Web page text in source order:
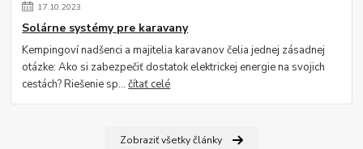
17.10.2023
Solárne systémy pre karavany
Kempingoví nadšenci a majitelia karavanov čelia jednej zásadnej
otázke: Ako si zabezpečiť dostatok elektrickej energie na svojich
cestách? Riešenie sp...čítať celé
Zobraziť všetky články